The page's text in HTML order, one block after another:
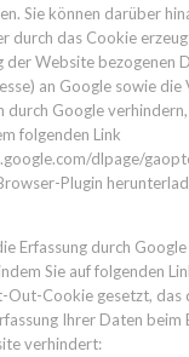
Sie können darüber
durch das Cookie
der Website bezogenen
an Google sowie die
durch Google
folgenden Link
dlpage/
Plugin
Erfassung durch
Sie auf folgenden
Out-Cookie gesetzt, das
Ihrer Daten beim
verhindert: